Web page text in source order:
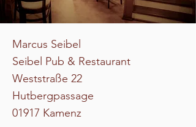
Marcus Seibel
Seibel Pub & Restaurant
Weststraße 22
Hutbergpassage
01917 Kamenz